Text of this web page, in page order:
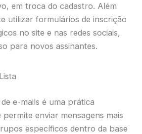
em troca do cadastro. Além
utilizar formulários de inscrição
no site e nas redes sociais,
para novos assinantes.
e-mails é uma prática
permite enviar mensagens mais
específicos dentro da base